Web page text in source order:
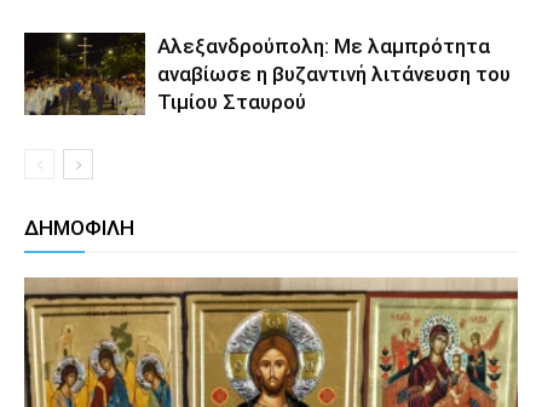
Αλεξανδρούπολη: Με λαμπρότητα
αναβίωσε η βυζαντινή λιτάνευση του
Τιμίου Σταυρού
ΔΗΜΟΦΙΛΗ